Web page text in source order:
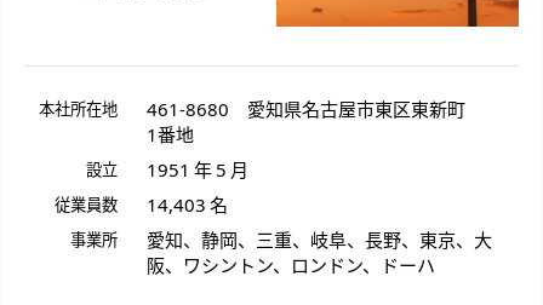
本社所在地 461-8680 愛知県名古屋市東区東新町
1番地
設立 1951 年 5 月
従業員数 14,403 名
事業所
愛知、静岡、三重、岐阜、長野、東京、大
阪、ワシントン、ロンドン、ドーハ